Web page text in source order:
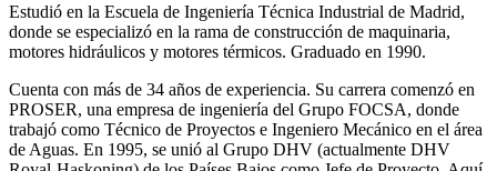
Estudió en la Escuela de Ingeniería Técnica Industrial de Madrid,
donde se especializó en la rama de construcción de maquinaria,
motores hidráulicos y motores térmicos. Graduado en 1990.
Cuenta con más de 34 años de experiencia. Su carrera comenzó en
PROSER, una empresa de ingeniería del Grupo FOCSA, donde
trabajó como Técnico de Proyectos e Ingeniero Mecánico en el área
de Aguas. En 1995, se unió al Grupo DHV (actualmente DHV